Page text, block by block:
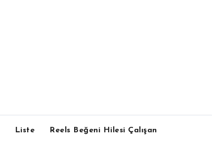
Liste Reels Beğeni Hilesi Çalışan